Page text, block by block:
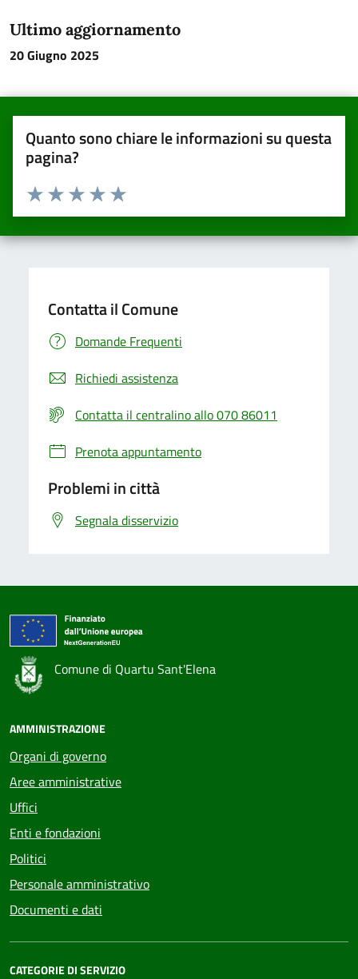
Ultimo aggiornamento
20 Giugno 2025
Quanto sono chiare le informazioni su questa
pagina?
Valuta da 1 a 5 stelle la pagina
Valuta 5 stelle su 5
Valuta 4 stelle su 5
Valuta 3 stelle su 5
Valuta 2 stelle su 5
Valuta una stella su 5
Contatta il Comune
Domande Frequenti
Richiedi assistenza
Contatta il centralino allo 070 86011
Prenota appuntamento
Problemi in città
Segnala disservizio
Comune di Quartu Sant'Elena
AMMINISTRAZIONE
Organi di governo
Aree amministrative
Uffici
Enti e fondazioni
Politici
Personale amministrativo
Documenti e dati
CATEGORIE DI SERVIZIO